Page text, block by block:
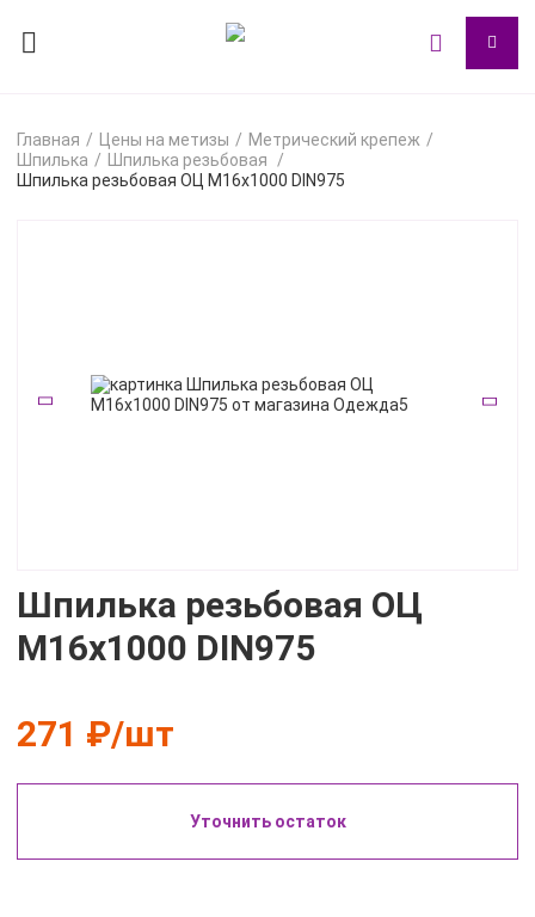
Главная Цены на метизы
Метрический крепеж
Шпилька
Шпилька резьбовая
Шпилька резьбовая ОЦ М16х1000 DIN975
Шпилька резьбовая ОЦ
М16х1000 DIN975
271 ₽/шт
Уточнить остаток